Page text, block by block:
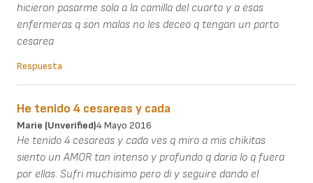
hicieron pasarme sola a la camilla del cuarto y a esas
enfermeras q son malas no les deceo q tengan un parto
cesarea
Respuesta
He tenido 4 cesareas y cada
Marie (unverified)4 Mayo 2016
He tenido 4 cesareas y cada ves q miro a mis chikitas
siento un AMOR tan intenso y profundo q daria lo q fuera
por ellas. Sufri muchisimo pero di y seguire dando el